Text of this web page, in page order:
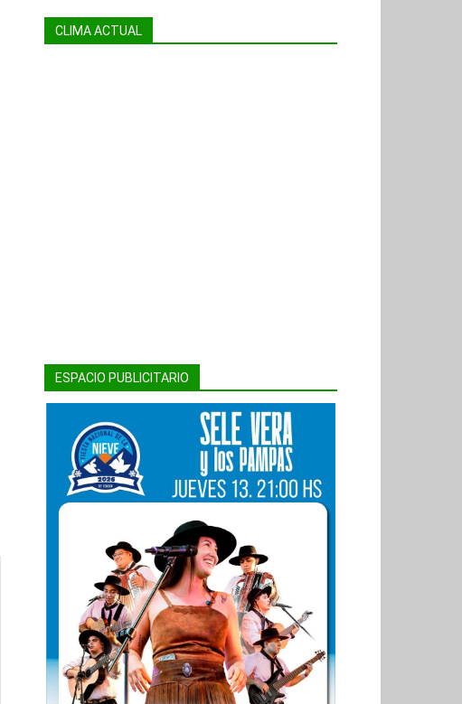
CLIMA ACTUAL
ESPACIO PUBLICITARIO